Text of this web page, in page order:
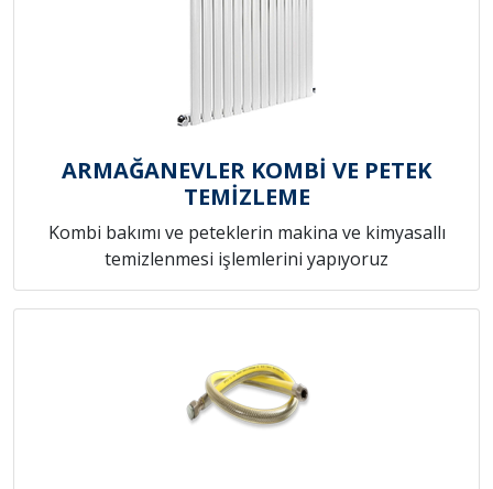
ARMAĞANEVLER KOMBİ VE PETEK
TEMİZLEME
Kombi bakımı ve peteklerin makina ve kimyasallı
temizlenmesi işlemlerini yapıyoruz